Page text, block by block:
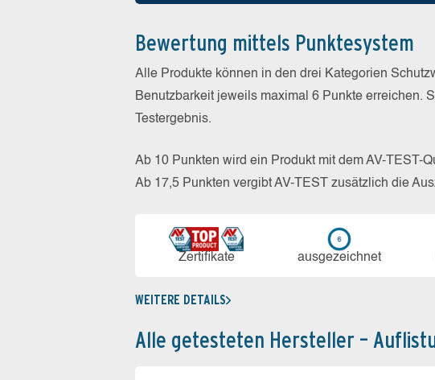
Bewertung mittels Punktesystem
Alle Produkte können in den drei Kategorien
Benutzbarkeit jeweils maximal 6 Punkte erreichen.
Testergebnis.
Ab 10 Punkten wird ein Produkt mit dem AV-TEST-
Ab 17,5 Punkten vergibt AV-TEST zusätzlich die
Zerti­fikate aus­ge­zeich­net
WEITERE DETAILS
Alle getesteten Hersteller –